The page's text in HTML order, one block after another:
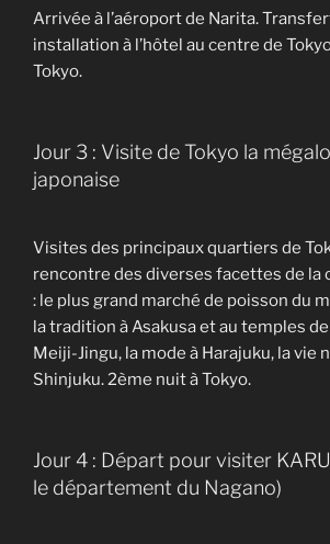
Arrivée à l’aéroport de Narita.
installation à l’hôtel au centre de
Tokyo.
Jour 3 : Visite de Tokyo la
japonaise
Visites des principaux quartiers de
rencontre des diverses facettes de la
: le plus grand marché de poisson du
la tradition à Asakusa et au temples
Meiji-Jingu, la mode à Harajuku, la vie
Shinjuku. 2ème nuit à Tokyo.
Jour 4 : Départ pour visiter
le département du Nagano)